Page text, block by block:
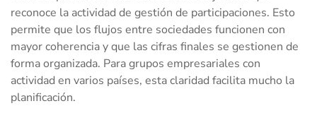
reconoce la actividad de gestión de participaciones. Esto
permite que los flujos entre sociedades funcionen con
mayor coherencia y que las cifras finales se gestionen de
forma organizada. Para grupos empresariales con
actividad en varios países, esta claridad facilita mucho la
planificación.